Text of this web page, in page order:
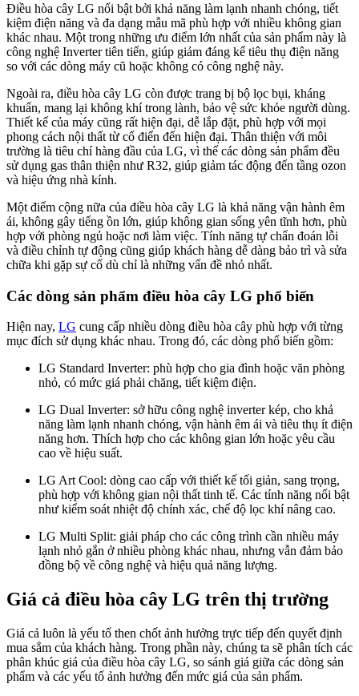
Điều hòa cây LG nổi bật bởi khả năng làm lạnh nhanh chóng, tiết
kiệm điện năng và đa dạng mẫu mã phù hợp với nhiều không gian
khác nhau. Một trong những ưu điểm lớn nhất của sản phẩm này là
công nghệ Inverter tiên tiến, giúp giảm đáng kể tiêu thụ điện năng
so với các dòng máy cũ hoặc không có công nghệ này.
Ngoài ra, điều hòa cây LG còn được trang bị bộ lọc bụi, kháng
khuẩn, mang lại không khí trong lành, bảo vệ sức khỏe người dùng.
Thiết kế của máy cũng rất hiện đại, dễ lắp đặt, phù hợp với mọi
phong cách nội thất từ cổ điển đến hiện đại. Thân thiện với môi
trường là tiêu chí hàng đầu của LG, vì thế các dòng sản phẩm đều
sử dụng gas thân thiện như R32, giúp giảm tác động đến tầng ozon
và hiệu ứng nhà kính.
Một điểm cộng nữa của điều hòa cây LG là khả năng vận hành êm
ái, không gây tiếng ồn lớn, giúp không gian sống yên tĩnh hơn, phù
hợp với phòng ngủ hoặc nơi làm việc. Tính năng tự chẩn đoán lỗi
và điều chỉnh tự động cũng giúp khách hàng dễ dàng bảo trì và sửa
chữa khi gặp sự cố dù chỉ là những vấn đề nhỏ nhất.
Các dòng sản phẩm điều hòa cây LG phổ biến
Hiện nay, LG cung cấp nhiều dòng điều hòa cây phù hợp với từng
mục đích sử dụng khác nhau. Trong đó, các dòng phổ biến gồm:
LG Standard Inverter: phù hợp cho gia đình hoặc văn phòng
nhỏ, có mức giá phải chăng, tiết kiệm điện.
LG Dual Inverter: sở hữu công nghệ inverter kép, cho khả
năng làm lạnh nhanh chóng, vận hành êm ái và tiêu thụ ít điện
năng hơn. Thích hợp cho các không gian lớn hoặc yêu cầu
cao về hiệu suất.
LG Art Cool: dòng cao cấp với thiết kế tối giản, sang trọng,
phù hợp với không gian nội thất tinh tế. Các tính năng nổi bật
như kiểm soát nhiệt độ chính xác, chế độ lọc khí nâng cao.
LG Multi Split: giải pháp cho các công trình cần nhiều máy
lạnh nhỏ gắn ở nhiều phòng khác nhau, nhưng vẫn đảm bảo
đồng bộ về công nghệ và hiệu quả năng lượng.
Giá cả điều hòa cây LG trên thị trường
Giá cả luôn là yếu tố then chốt ảnh hưởng trực tiếp đến quyết định
mua sắm của khách hàng. Trong phần này, chúng ta sẽ phân tích các
phân khúc giá của điều hòa cây LG, so sánh giá giữa các dòng sản
phẩm và các yếu tố ảnh hưởng đến mức giá của sản phẩm.